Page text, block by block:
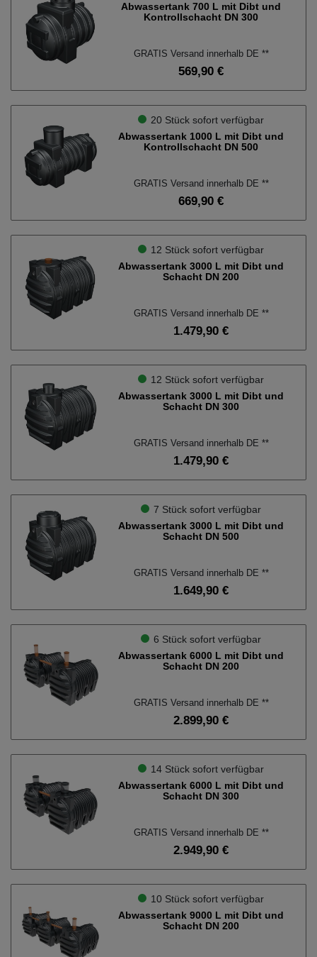
7.500l - 10.000l
bis 1.000l
Wählen Sie eine Tankform.
Rundtank
Zulassung
Abwassertank 700 L mit Dibt und
Kontrollschacht DN 300
GRATIS Versand innerhalb DE **
569,90 €
20 Stück sofort verfügbar
Abwassertank 1000 L mit Dibt und
Kontrollschacht DN 500
GRATIS Versand innerhalb DE **
669,90 €
12 Stück sofort verfügbar
Abwassertank 3000 L mit Dibt und
Schacht DN 200
GRATIS Versand innerhalb DE **
1.479,90 €
12 Stück sofort verfügbar
Abwassertank 3000 L mit Dibt und
Schacht DN 300
GRATIS Versand innerhalb DE **
1.479,90 €
7 Stück sofort verfügbar
Abwassertank 3000 L mit Dibt und
Schacht DN 500
GRATIS Versand innerhalb DE **
1.649,90 €
6 Stück sofort verfügbar
Abwassertank 6000 L mit Dibt und
Schacht DN 200
GRATIS Versand innerhalb DE **
2.899,90 €
14 Stück sofort verfügbar
Abwassertank 6000 L mit Dibt und
Schacht DN 300
GRATIS Versand innerhalb DE **
2.949,90 €
10 Stück sofort verfügbar
Abwassertank 9000 L mit Dibt und
Schacht DN 200